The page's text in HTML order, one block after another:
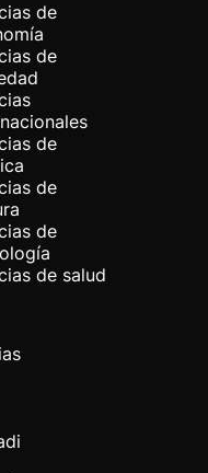
de
de
de
de
de
de salud